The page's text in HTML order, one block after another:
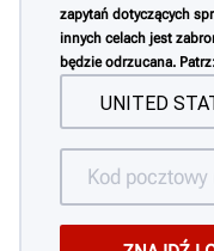
zapytań dotyczących
innych celach jest
będzie odrzucana. Patrz: